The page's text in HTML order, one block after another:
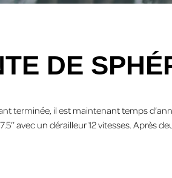
DE
terminée, il est maintenant temps
avec un dérailleur 12 vitesses. Après